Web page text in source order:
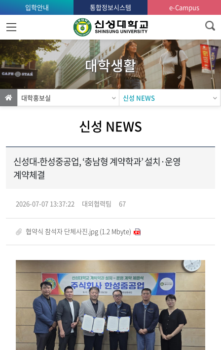
홈
으
로
가
기
입학안내 통합정보시스템 e-Campus
대학생활
대학홍보실 신성 NEWS
신성 NEWS
신성대-한성중공업, ‘충남형 계약학과’ 설치·운영
계약체결
2026-07-07 13:37:22 대외협력팀 67
협약식 참석자 단체사진.jpg (1.2 Mbyte)